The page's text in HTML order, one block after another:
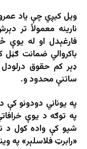
ويل کیږي چې یاد
نارينه معمولاً تر
فارغېدل او له
باکروالي ضمانت
ډېر کم حقوق درلودل
ساتنې محدود و.
په يوناني دودونو
په توګه د يوې
شپو کې واده کول د
«رابرټ فلاسلېر» په